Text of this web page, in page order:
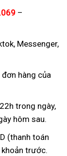
–
Messenger,
hàng của
trong ngày,
hôm sau.
(thanh toán
trước.